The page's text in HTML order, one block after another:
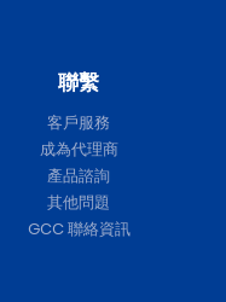
聯繫
客戶服務
成為代理商
產品諮詢
其他問題
GCC 聯絡資訊